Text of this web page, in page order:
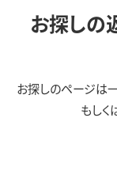
お探しの
お探しのページは
もしく